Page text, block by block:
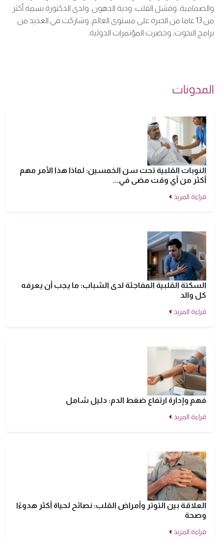
والصمامية، وفشل القلب، ودية الدهون. ولدى الدكتورة بسمة أكثر
من 13 عاما من الخبرة على مستوى العالم، وشاركت في العديد من
برامج البحوث، وحضرت المؤتمرات الدولية.
المدونات
النوبات القلبية تحت سن الخمسين: لماذا هذا الأمر مهم
أكثر من أي وقت مضى في...
قراءة المزيد
السكتة القلبية المفاجئة لدى الشباب: ما يجب أن يعرفه
كل والد
قراءة المزيد
فهم وإدارة ارتفاع ضغط الدم: دليل شامل
قراءة المزيد
العلاقة بين التوتر وأمراض القلب: نصائح لحياة أكثر هدوءًا
وصحة
قراءة المزيد